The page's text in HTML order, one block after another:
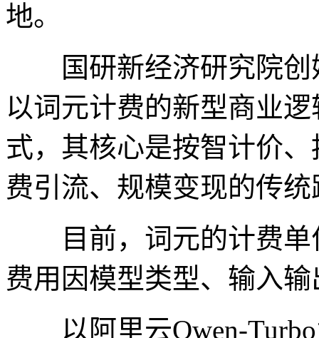
地。
国研新经济研究院创
以词元计费的新型商业
式，其核心是按智计价
费引流、规模变现的传统
目前，词元的计费单
费用因模型类型、输入
以阿里云Qwen-Turbo